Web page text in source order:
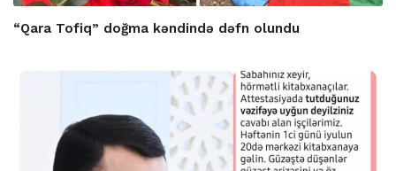
“Qara Tofiq” doğma kəndində dəfn olundu